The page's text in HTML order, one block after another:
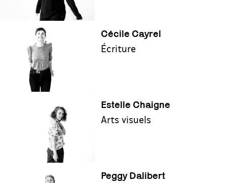
Cécile Cayrel
Écriture
Estelle Chaigne
Arts visuels
Peggy Dalibert